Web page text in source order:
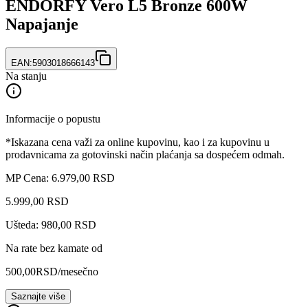
ENDORFY Vero L5 Bronze 600W
Napajanje
EAN:5903018666143
Na stanju
Informacije o popustu
*Iskazana cena važi za online kupovinu, kao i za kupovinu u
prodavnicama za gotovinski način plaćanja sa dospećem odmah.
MP Cena: 6.979,00 RSD
5.999,00 RSD
Ušteda: 980,00 RSD
Na rate bez kamate od
500,00RSD/mesečno
Saznajte više